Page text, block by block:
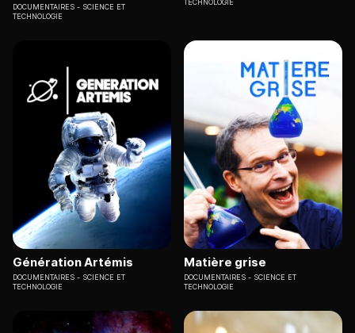
DOCUMENTAIRES
SCIENCE ET
TECHNOLOGIE
TECHNOLOGIE
Génération Artémis
DOCUMENTAIRES
SCIENCE ET
TECHNOLOGIE
Matière grise
DOCUMENTAIRES
SCIENCE ET
TECHNOLOGIE